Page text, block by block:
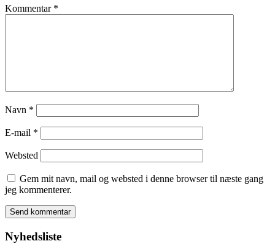
Kommentar *
Navn *
E-mail *
Websted
Gem mit navn, mail og websted i denne browser til næste gang
jeg kommenterer.
Nyhedsliste